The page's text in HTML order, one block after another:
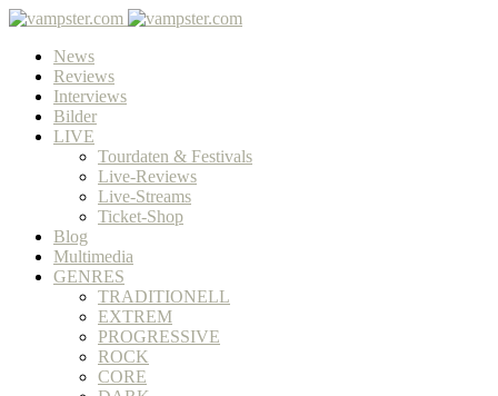
News
Reviews
Interviews
Bilder
LIVE
Tourdaten & Festivals
Live-Reviews
Live-Streams
Ticket-Shop
Blog
Multimedia
GENRES
TRADITIONELL
EXTREM
PROGRESSIVE
ROCK
CORE